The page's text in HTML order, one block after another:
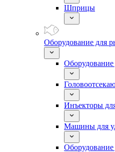
Шприцы
Оборудование для
Инъекторы
Машины для